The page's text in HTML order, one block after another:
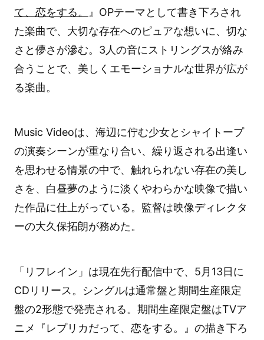
て、恋をする。
』OPテーマとして書き下ろされ
た楽曲で、大切な存在へのピュアな想いに、切な
さと儚さが滲む。3人の音にストリングスが絡み
合うことで、美しくエモーショナルな世界が広が
る楽曲。
Music Videoは、海辺に佇む少女とシャイトープ
の演奏シーンが重なり合い、繰り返される出逢い
を思わせる情景の中で、触れられない存在の美し
さを、白昼夢のように淡くやわらかな映像で描い
た作品に仕上がっている。監督は映像ディレクタ
ーの大久保拓朗が務めた。
「リフレイン」は現在先行配信中で、5月13日に
CDリリース。シングルは通常盤と期間生産限定
盤の2形態で発売される。期間生産限定盤はTVア
ニメ『レプリカだって、恋をする。』の描き下ろ